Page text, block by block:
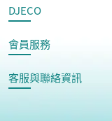
DJECO
會員服務
客服與聯絡資訊